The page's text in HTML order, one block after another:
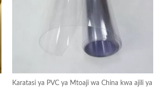
Karatasi ya PVC ya Mtoaji wa China kwa ajili ya